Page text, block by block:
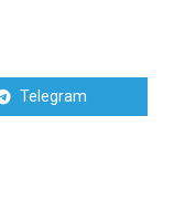
Telegram